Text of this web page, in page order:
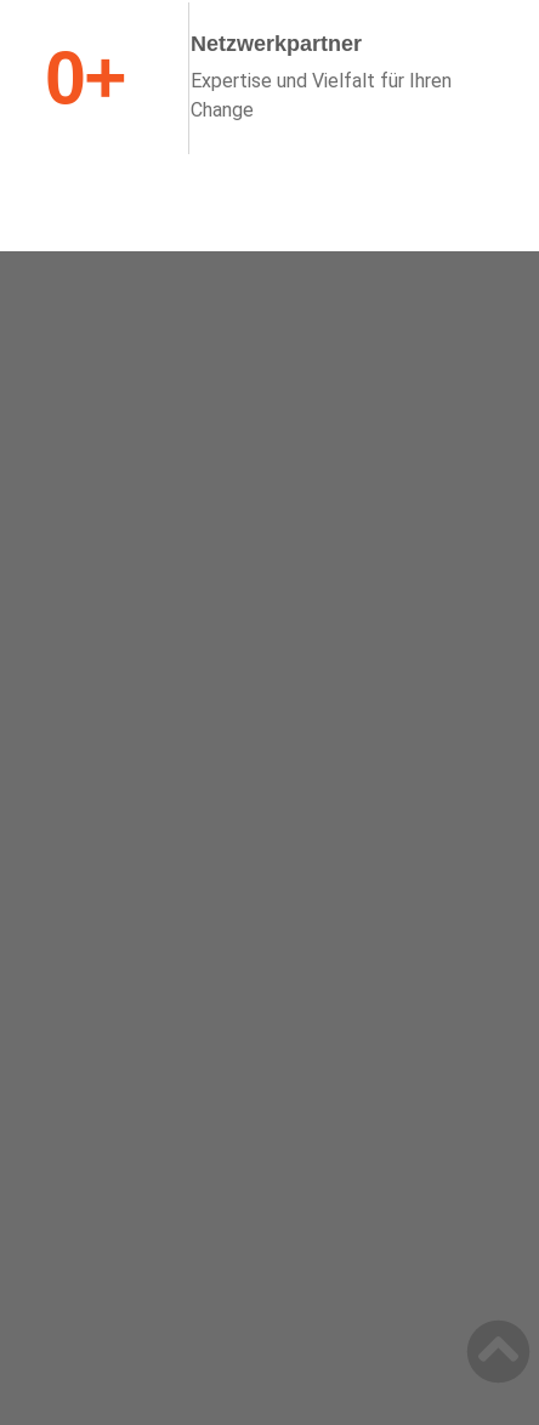
0+ Netzwerkpartner
Expertise und Vielfalt für Ihren
Change